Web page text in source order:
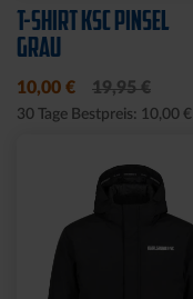
T-SHIRT KSC PINSEL
GRAU
10,00 € 19,95 €
30 Tage Bestpreis: 10,00 €